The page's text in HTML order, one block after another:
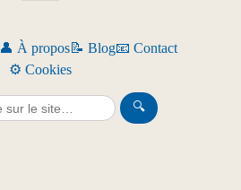
👤 À propos📝 Blog📧 Contact
⚙️ Cookies
🔍